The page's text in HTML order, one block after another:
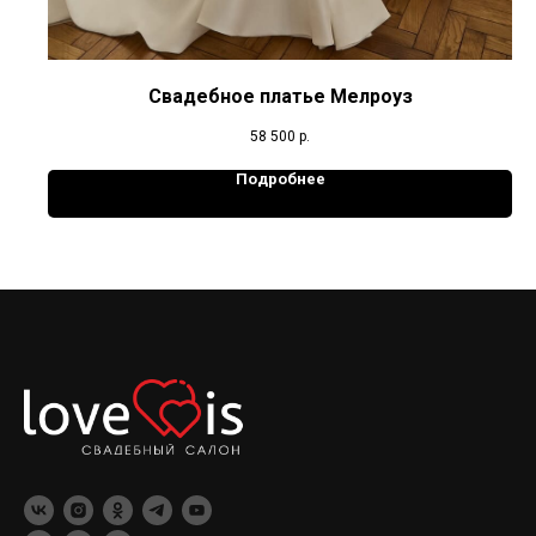
Свадебное платье Мелроуз
58 500 р.
Подробнее